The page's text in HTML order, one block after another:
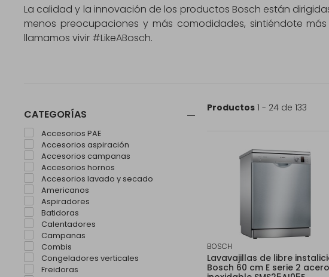
La calidad y la innovación de los productos Bosch están
menos preocupaciones y más comodidades, sintiéndote
llamamos vivir #LikeABosch.
CATEGORÍAS
Accesorios PAE
Accesorios aspiración
Accesorios campanas
Accesorios hornos
Accesorios lavado y secado
Americanos
Aspiradores
Batidoras
Calentadores
Campanas
Combis
Congeladores verticales
Freidoras
Productos 1 - 24 de 133
BOSCH
Lavavajillas de libre
Bosch 60 cm E serie 2 acero